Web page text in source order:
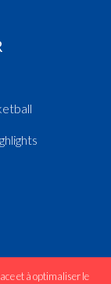
et à optimaliser le